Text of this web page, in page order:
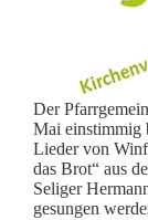
Der
Mai einstimmig
Lieder von
das Brot“ aus
Seliger
gesungen